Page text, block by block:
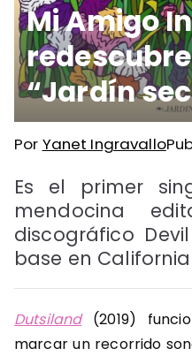
Mi Amigo
“Jardín
Por Yanet Ingravallo
Es el primer
mendocina
discográfico
base en
Dutsiland(2019)
marcar un recorrido